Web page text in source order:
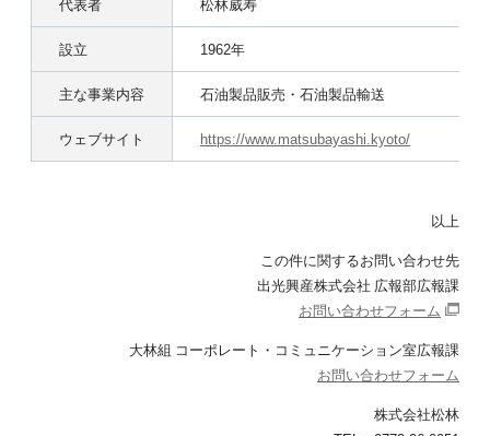
設立 1962年
主な事業内容 石油製品販売・石油製品輸送
ウェブサイト https://www.matsubayashi.kyoto/
以上
この件に関するお問い合わせ先
出光興産株式会社 広報部広報課
お問い合わせフォーム
大林組 コーポレート・コミュニケーション室広報課
お問い合わせフォーム
株式会社松林